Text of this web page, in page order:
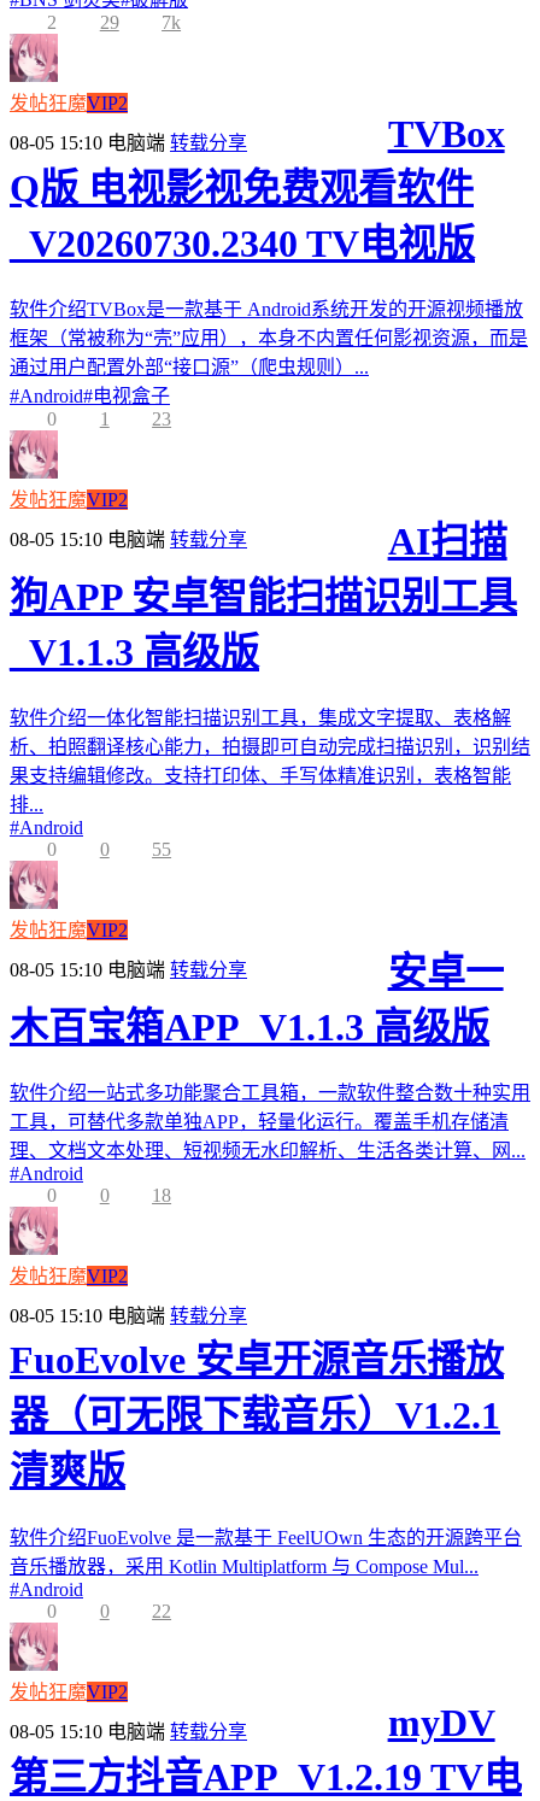
2
29 7k
发帖狂魔VIP2
08-05 15:10 电脑端 转载分享
TVBox
Q版 电视影视免费观看软件
_V20260730.2340 TV电视版
软件介绍TVBox是一款基于 Android系统开发的开源视频播放
框架（常被称为“壳”应用），本身不内置任何影视资源，而是
通过用户配置外部“接口源”（爬虫规则）...
#Android#电视盒子
0
1 23
发帖狂魔VIP2
08-05 15:10 电脑端 转载分享
AI扫描
狗APP 安卓智能扫描识别工具
_V1.1.3 高级版
软件介绍一体化智能扫描识别工具，集成文字提取、表格解
析、拍照翻译核心能力，拍摄即可自动完成扫描识别，识别结
果支持编辑修改。支持打印体、手写体精准识别，表格智能
排...
#Android
0
0 55
发帖狂魔VIP2
08-05 15:10 电脑端 转载分享
安卓一
木百宝箱APP_V1.1.3 高级版
软件介绍一站式多功能聚合工具箱，一款软件整合数十种实用
工具，可替代多款单独APP，轻量化运行。覆盖手机存储清
理、文档文本处理、短视频无水印解析、生活各类计算、网...
#Android
0
0 18
发帖狂魔VIP2
08-05 15:10 电脑端 转载分享
FuoEvolve 安卓开源音乐播放
器（可无限下载音乐）V1.2.1
清爽版
软件介绍FuoEvolve 是一款基于 FeelUOwn 生态的开源跨平台
音乐播放器，采用 Kotlin Multiplatform 与 Compose Mul...
#Android
0
0 22
发帖狂魔VIP2
08-05 15:10 电脑端 转载分享
myDV
第三方抖音APP_V1.2.19 TV电